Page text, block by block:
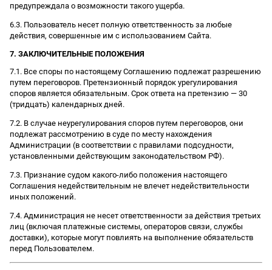
предупреждала о возможности такого ущерба.
6.3. Пользователь несет полную ответственность за любые
действия, совершенные им с использованием Сайта.
7. ЗАКЛЮЧИТЕЛЬНЫЕ ПОЛОЖЕНИЯ
7.1. Все споры по настоящему Соглашению подлежат разрешению
путем переговоров. Претензионный порядок урегулирования
споров является обязательным. Срок ответа на претензию — 30
(тридцать) календарных дней.
7.2. В случае неурегулирования споров путем переговоров, они
подлежат рассмотрению в суде по месту нахождения
Администрации (в соответствии с правилами подсудности,
установленными действующим законодательством РФ).
7.3. Признание судом какого-либо положения настоящего
Соглашения недействительным не влечет недействительности
иных положений.
7.4. Администрация не несет ответственности за действия третьих
лиц (включая платежные системы, операторов связи, службы
доставки), которые могут повлиять на выполнение обязательств
перед Пользователем.